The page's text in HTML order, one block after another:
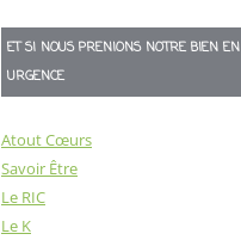
ET SI NOUS PRENIONS NOTRE BIEN EN
URGENCE
Atout Cœurs
Savoir Être
Le RIC
Le K